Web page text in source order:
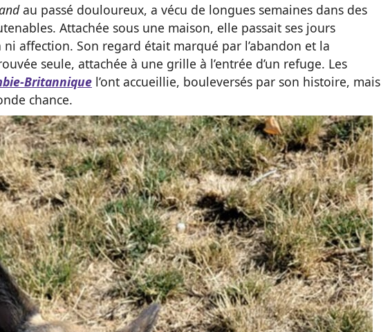
au passé douloureux, a vécu de longues semaines dans des
Attachée sous une maison, elle passait ses jours
affection. Son regard était marqué par l’abandon et la
seule, attachée à une grille à l’entrée d’un refuge. Les
Britannique l’ont accueillie, bouleversés par son histoire, mais
chance.